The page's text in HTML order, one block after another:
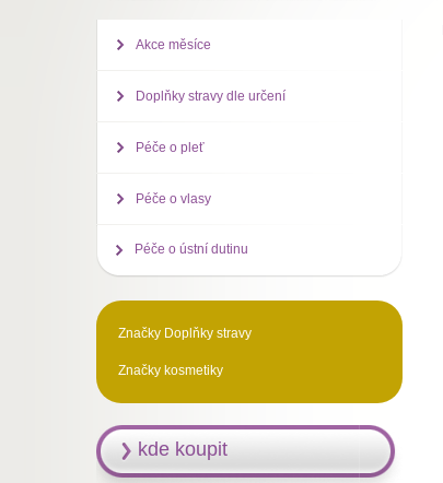
Akce měsíce
Doplňky stravy dle určení
Péče o pleť
Péče o vlasy
Péče o ústní dutinu
Značky Doplňky stravy
Značky kosmetiky
kde koupit